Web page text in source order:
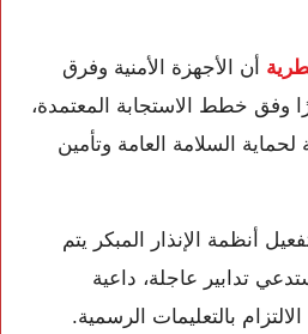
أن الأجهزة الأمنية وفرق
وفق خطط الاستجابة المعتمدة،
السلامة العامة وتأمين
أنظمة الإنذار المبكر يتم
تدابير عاجلة، داعية
بالتعليمات الرسمية.